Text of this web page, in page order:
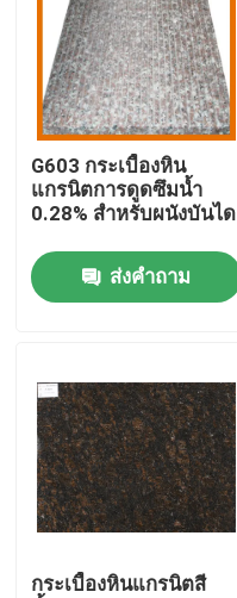
เกี่ยวกับเรา
ทัวร์โรงงาน
การควบคุมคุณภาพ
ติดต่อเรา
กรณี
ขอคําอ้างอิง
แผ่นหินแกรนิต
G603 กระเบื้องหิน
แกรนิตการดูดซึมน้ำ
0.28% สำหรับผนังบันได
ส่งคำถาม
กระเบื้องหินแกรนิตสี